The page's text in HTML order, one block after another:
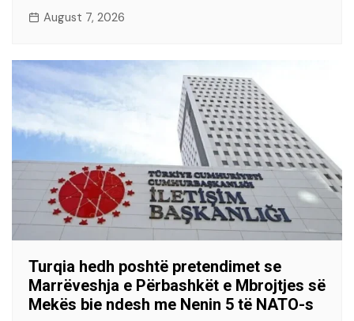
August 7, 2026
Turqia hedh poshtë pretendimet se
Marrëveshja e Përbashkët e Mbrojtjes së
Mekës bie ndesh me Nenin 5 të NATO-s